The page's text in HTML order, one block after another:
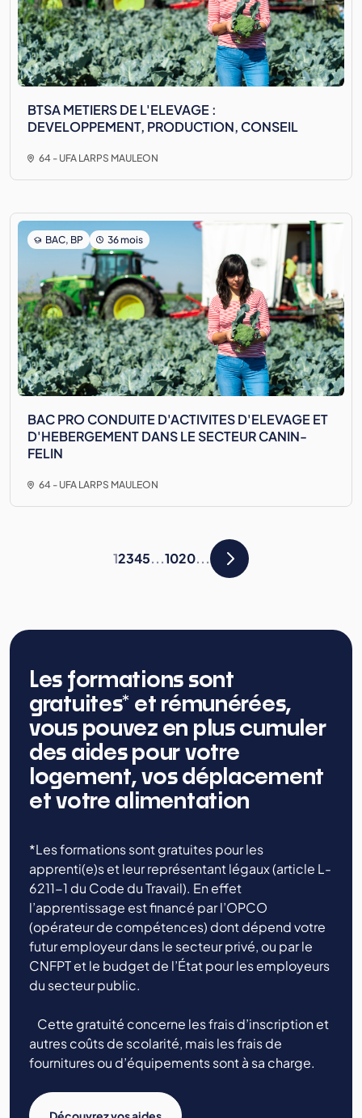
BTSA METIERS DE L'ELEVAGE :
DEVELOPPEMENT, PRODUCTION, CONSEIL
64 - UFA LARPS MAULEON
BAC, BP 36 mois
BAC PRO CONDUITE D'ACTIVITES D'ELEVAGE ET
D'HEBERGEMENT DANS LE SECTEUR CANIN-
FELIN
64 - UFA LARPS MAULEON
12345...1020...
Les formations sont
gratuites* et rémunérées,
vous pouvez en plus cumuler
des aides pour votre
logement, vos déplacement
et votre alimentation
*Les formations sont gratuites pour les
apprenti(e)s et leur représentant légaux (article L-
6211-1 du Code du Travail). En effet
l’apprentissage est financé par l’OPCO
(opérateur de compétences) dont dépend votre
futur employeur dans le secteur privé, ou par le
CNFPT et le budget de l’État pour les employeurs
du secteur public.
Cette gratuité concerne les frais d’inscription et
autres coûts de scolarité, mais les frais de
fournitures ou d’équipements sont à sa charge.